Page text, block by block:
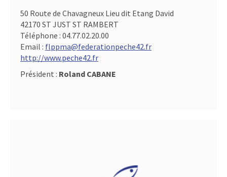
50 Route de Chavagneux Lieu dit Etang David
42170 ST JUST ST RAMBERT
Téléphone : 04.77.02.20.00
Email : flppma@federationpeche42.fr
http://www.peche42.fr
Président : Roland CABANE